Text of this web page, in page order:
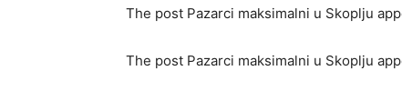
The post Pazarci maksimalni u Skoplju
The post Pazarci maksimalni u Skoplju